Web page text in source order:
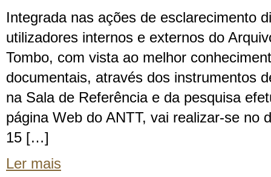
Integrada nas ações de esclarecimento
utilizadores internos e externos do
Tombo, com vista ao melhor
documentais, através dos instrumentos
na Sala de Referência e da pesquisa
página Web do ANTT, vai realizar-se no
15 […]
Ler mais